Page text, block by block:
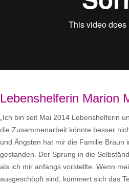
Lebenshelferin Marion
„Ich bin seit Mai 2014 Lebenshelferin
die Zusammenarbeit könnte besser
und Ängsten hat mir die Familie Braun
gestanden. Der Sprung in die
als ich mir anfangs vorstellte. Wenn
ausgeschöpft sind, kümmert sich das